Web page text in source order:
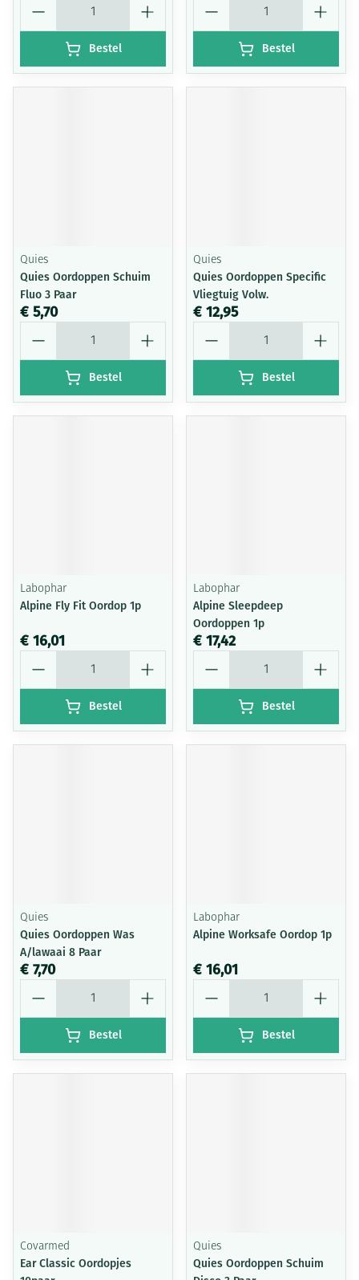
Bestel Bestel
Quies
Quies Oordoppen Schuim
Fluo 3 Paar
€ 5,70
Bestel
Quies
Quies Oordoppen Specific
Vliegtuig Volw.
€ 12,95
Bestel
Labophar
Alpine Fly Fit Oordop 1p
€ 16,01
Bestel
Labophar
Alpine Sleepdeep
Oordoppen 1p
€ 17,42
Bestel
Quies
Quies Oordoppen Was
A/lawaai 8 Paar
€ 7,70
Bestel
Labophar
Alpine Worksafe Oordop 1p
€ 16,01
Bestel
Covarmed
Ear Classic Oordopjes
Quies
Quies Oordoppen Schuim